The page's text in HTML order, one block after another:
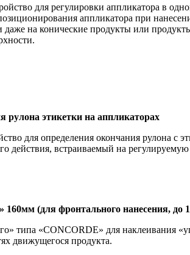
для регулировки аппликатора в
аппликатора при
даже на конические продукты или
рулона этикетки на аппликаторах
для определения окончания рулона с
действия, встраиваемый на
» 160мм (для фронтального нанесения, до
типа «CONCORDE» для наклеивания
движущегося продукта.